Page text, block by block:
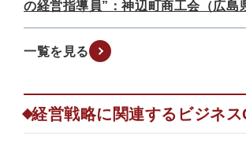
の経営指導員”：神辺町商工会（広島
一覧を見る
経営戦略に関連するビジネ